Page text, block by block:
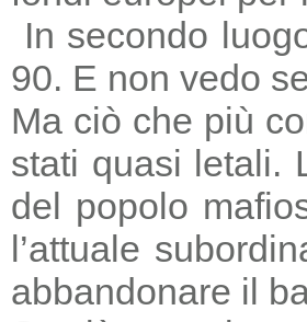
In secondo
90. E non vedo
Ma ciò che più
stati quasi letali.
del popolo
l’attuale
abbandonare il